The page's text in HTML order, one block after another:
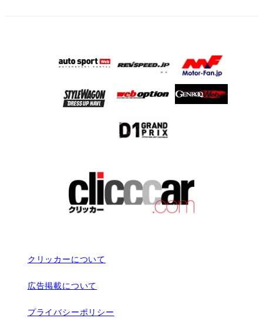
クリッカーについて
広告掲載について
プライバシーポリシー